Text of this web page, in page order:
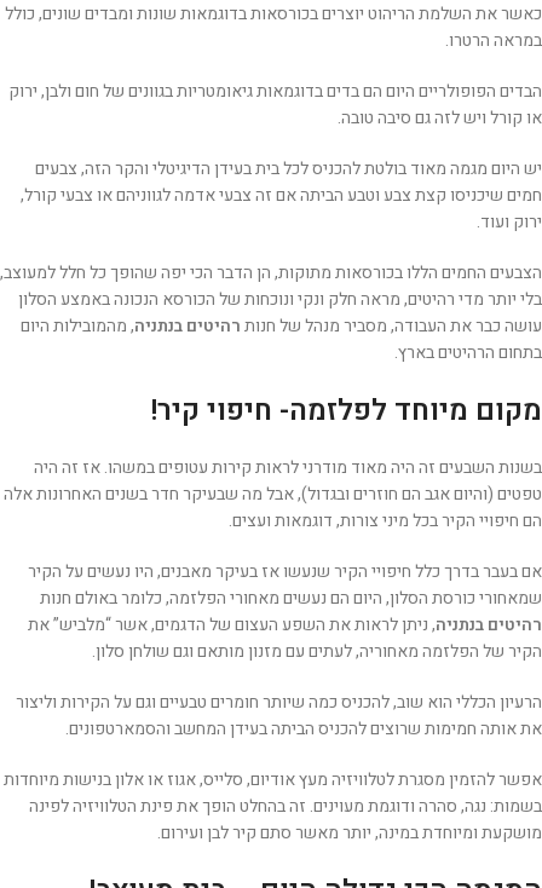
כאשר את השלמת הריהוט יוצרים בכורסאות בדוגמאות שונות ומבדים שונים, כולל
במראה הרטרו.
הבדים הפופולריים היום הם בדים בדוגמאות גיאומטריות בגוונים של חום ולבן, ירוק
או קורל ויש לזה גם סיבה טובה.
יש היום מגמה מאוד בולטת להכניס לכל בית בעידן הדיגיטלי והקר הזה, צבעים
חמים שיכניסו קצת צבע וטבע הביתה אם זה צבעי אדמה לגווניהם או צבעי קורל,
ירוק ועוד.
הצבעים החמים הללו בכורסאות מתוקות, הן הדבר הכי יפה שהופך כל חלל למעוצב,
בלי יותר מדי רהיטים, מראה חלק ונקי ונוכחות של הכורסא הנכונה באמצע הסלון
עושה כבר את העבודה, מסביר מנהל של חנותרהיטים בנתניה, מהמובילות היום
בתחום הרהיטים בארץ.
מקום מיוחד לפלזמה- חיפוי קיר!
בשנות השבעים זה היה מאוד מודרני לראות קירות עטופים במשהו. אז זה היה
טפטים (והיום אגב הם חוזרים ובגדול), אבל מה שבעיקר חדר בשנים האחרונות אלה
הם חיפויי הקיר בכל מיני צורות, דוגמאות ועצים.
אם בעבר בדרך כלל חיפויי הקיר שנעשו אז בעיקר מאבנים, היו נעשים על הקיר
שמאחורי כורסת הסלון, היום הם נעשים מאחורי הפלזמה, כלומר באולם חנות
רהיטים בנתניה, ניתן לראות את השפע העצום של הדגמים, אשר “מלביש” את
הקיר של הפלזמה מאחוריה, לעתים עם מזנון מותאם וגם שולחן סלון.
הרעיון הכללי הוא שוב, להכניס כמה שיותר חומרים טבעיים וגם על הקירות וליצור
את אותה חמימות שרוצים להכניס הביתה בעידן המחשב והסמארטפונים.
אפשר להזמין מסגרת לטלוויזיה מעץ אודיום, סלייס, אגוז או אלון בנישות מיוחדות
בשמות: נגה, סהרה ודוגמת מעוינים. זה בהחלט הופך את פינת הטלוויזיה לפינה
מושקעת ומיוחדת במינה, יותר מאשר סתם קיר לבן ועירום.